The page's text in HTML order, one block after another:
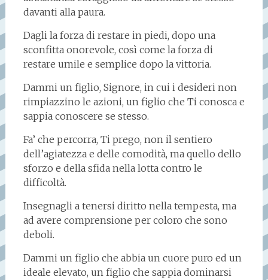
davanti alla paura.
Dagli la forza di restare in piedi, dopo una
sconfitta onorevole, così come la forza di
restare umile e semplice dopo la vittoria.
Dammi un figlio, Signore, in cui i desideri non
rimpiazzino le azioni, un figlio che Ti conosca e
sappia conoscere se stesso.
Fa’ che percorra, Ti prego, non il sentiero
dell’agiatezza e delle comodità, ma quello dello
sforzo e della sfida nella lotta contro le
difficoltà.
Insegnagli a tenersi diritto nella tempesta, ma
ad avere comprensione per coloro che sono
deboli.
Dammi un figlio che abbia un cuore puro ed un
ideale elevato, un figlio che sappia dominarsi